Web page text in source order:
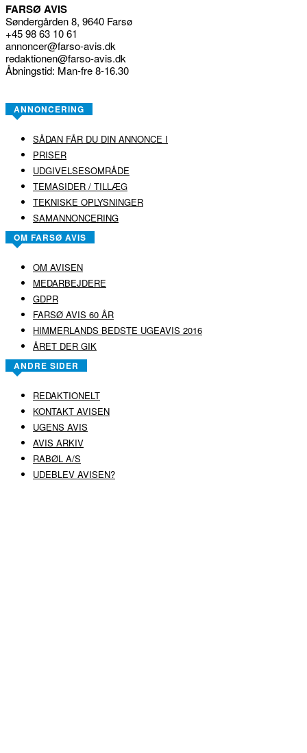
FARSØ AVIS
Søndergården 8, 9640 Farsø
+45 98 63 10 61
annoncer@farso-avis.dk
redaktionen@farso-avis.dk
Åbningstid: Man-fre 8-16.30
ANNONCERING
SÅDAN FÅR DU DIN ANNONCE I
PRISER
UDGIVELSESOMRÅDE
TEMASIDER / TILLÆG
TEKNISKE OPLYSNINGER
SAMANNONCERING
OM FARSØ AVIS
OM AVISEN
MEDARBEJDERE
GDPR
FARSØ AVIS 60 ÅR
HIMMERLANDS BEDSTE UGEAVIS 2016
ÅRET DER GIK
ANDRE SIDER
REDAKTIONELT
KONTAKT AVISEN
UGENS AVIS
AVIS ARKIV
RABØL A/S
UDEBLEV AVISEN?